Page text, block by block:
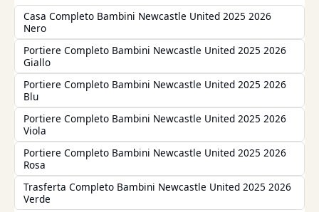
Casa Completo Bambini Newcastle United 2025 2026
Nero
Portiere Completo Bambini Newcastle United 2025 2026
Giallo
Portiere Completo Bambini Newcastle United 2025 2026
Blu
Portiere Completo Bambini Newcastle United 2025 2026
Viola
Portiere Completo Bambini Newcastle United 2025 2026
Rosa
Trasferta Completo Bambini Newcastle United 2025 2026
Verde